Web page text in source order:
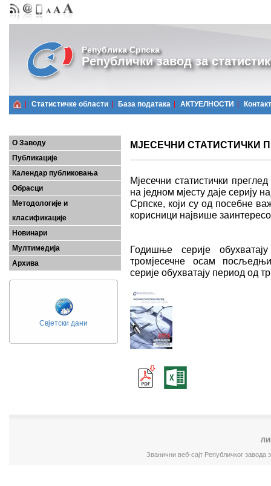
Република Српска
Републички завод за
Статистичке области Базa података АКТУЕЛНОСТИ Контакт
О Заводу
Публикације
Календар публиковања
Обрасци
Методологије и
класификације
Новинари
Мултимедија
Архива
Свјетски дани
МЈЕСЕЧНИ СТАТИСТИЧКИ
Мјесечни статистички
на једном мјесту даје серију
Српске, који су од посебне
корисници највише
Годишње серије
тромјесечне осам
серије обухватају период од
Званични веб-сајт Републичког